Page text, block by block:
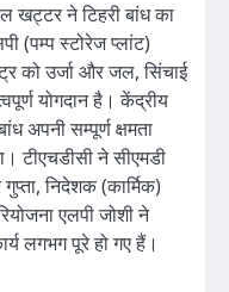
खट्टर ने टिहरी बांध का
(पम्प स्टोरेज प्लांट)
को उर्जा और जल, सिंचाई
योगदान है। केंद्रीय
अपनी सम्पूर्ण क्षमता
टीएचडीसी ने सीएमडी
निदेशक (कार्मिक)
एलपी जोशी ने
लगभग पूरे हो गए हैं।